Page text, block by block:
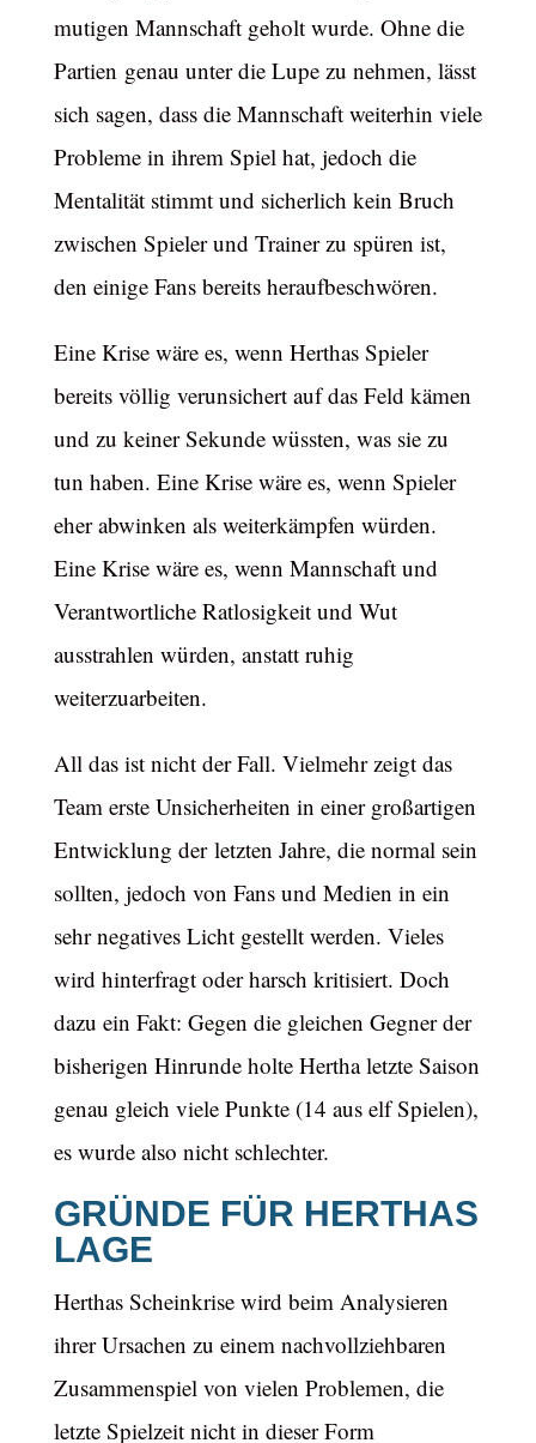
mutigen Mannschaft geholt wurde. Ohne die
Partien genau unter die Lupe zu nehmen, lässt
sich sagen, dass die Mannschaft weiterhin viele
Probleme in ihrem Spiel hat, jedoch die
Mentalität stimmt und sicherlich kein Bruch
zwischen Spieler und Trainer zu spüren ist,
den einige Fans bereits heraufbeschwören.
Eine Krise wäre es, wenn Herthas Spieler
bereits völlig verunsichert auf das Feld kämen
und zu keiner Sekunde wüssten, was sie zu
tun haben. Eine Krise wäre es, wenn Spieler
eher abwinken als weiterkämpfen würden.
Eine Krise wäre es, wenn Mannschaft und
Verantwortliche Ratlosigkeit und Wut
ausstrahlen würden, anstatt ruhig
weiterzuarbeiten.
All das ist nicht der Fall. Vielmehr zeigt das
Team erste Unsicherheiten in einer großartigen
Entwicklung der letzten Jahre, die normal sein
sollten, jedoch von Fans und Medien in ein
sehr negatives Licht gestellt werden. Vieles
wird hinterfragt oder harsch kritisiert. Doch
dazu ein Fakt: Gegen die gleichen Gegner der
bisherigen Hinrunde holte Hertha letzte Saison
genau gleich viele Punkte (14 aus elf Spielen),
es wurde also nicht schlechter.
GRÜNDE FÜR HERTHAS
LAGE
Herthas Scheinkrise wird beim Analysieren
ihrer Ursachen zu einem nachvollziehbaren
Zusammenspiel von vielen Problemen, die
letzte Spielzeit nicht in dieser Form